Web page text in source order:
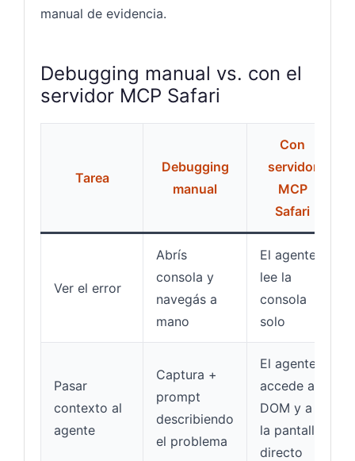
manual de evidencia.
Debugging manual vs. con el
servidor MCP Safari
Tarea
Debugging
manual
Con
servidor
MCP
Safari
Ver el error
Abrís
consola y
navegás a
mano
El agente
lee la
consola
solo
Pasar
contexto al
agente
Captura +
prompt
describiendo
el problema
El agente
accede al
DOM y a
la pantalla
directo